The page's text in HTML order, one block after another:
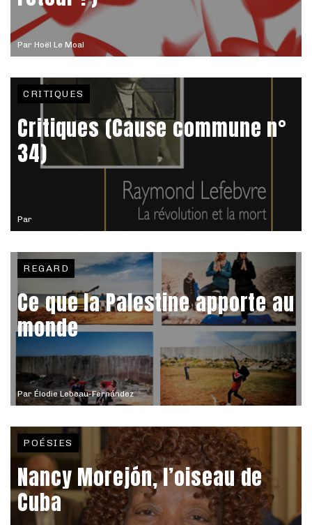
Par Hoël Le Moal
Par
CRITIQUES
Critiques (Cause commune n°
34)
Par Élodie Lebeau-Fernández
REGARD
Ce que la Palestine apporte au
monde
POÉSIES
Nancy Morejón, l’oiseau de
Cuba